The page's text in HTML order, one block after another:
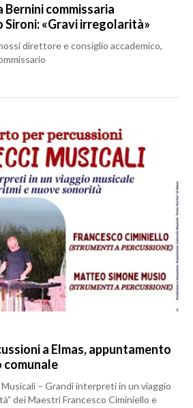
Bernini commissaria
Sironi: «Gravi irregolarità»
direttore e consiglio accademico,
a Elmas, appuntamento
comunale
– Grandi interpreti in un viaggio
dei Maestri Francesco Ciminiello e